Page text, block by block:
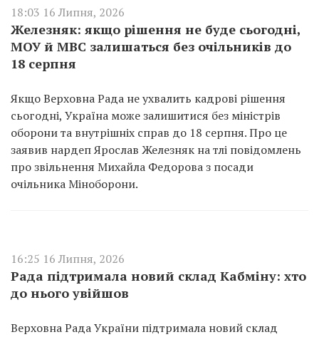
18:03 16 Липня, 2026
Железняк: якщо рішення не буде сьогодні,
МОУ й МВС залишаться без очільників до
18 серпня
Якщо Верховна Рада не ухвалить кадрові рішення
сьогодні, Україна може залишитися без міністрів
оборони та внутрішніх справ до 18 серпня. Про це
заявив нардеп Ярослав Железняк на тлі повідомлень
про звільнення Михайла Федорова з посади
очільника Міноборони.
16:25 16 Липня, 2026
Рада підтримала новий склад Кабміну: хто
до нього увійшов
Верховна Рада України підтримала новий склад